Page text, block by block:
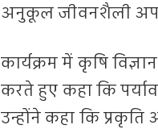
अनुकूल जीवनशैली
कार्यक्रम में कृषि
करते हुए कहा कि
उन्होंने कहा कि